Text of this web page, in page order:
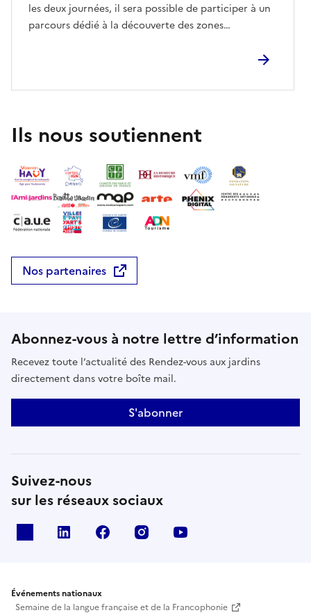
les deux journées, il sera possible de participer à un
parcours dédié à la découverte des zones
l’Hortus Conclusus, le public pourra également
hydroélectrique, pour approfondir les actions de
protection environnementale et de gestion durable
Roffredo Caetani.Les initiatives se déroulent dans le
cadre du parcours de visite habituel du jardin,
réservable sur le site www.giardinodininfa.eu, et ne
comportent aucun coût supplémentaire par rapport
Ils nous soutiennent
Nos partenaires
Abonnez-vous à notre lettre d’information
Recevez toute l’actualité des Rendez-vous aux jardins
directement dans votre boîte mail.
S'abonner
Suivez-nous
sur les réseaux sociaux
Linkedin Facebook Instagram
Événements nationaux
Semaine de la langue française et de la Francophonie